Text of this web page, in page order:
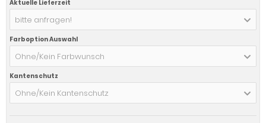
Aktuelle Lieferzeit
bitte anfragen!
Farboption Auswahl
Ohne/Kein Farbwunsch
Kantenschutz
Ohne/Kein Kantenschutz